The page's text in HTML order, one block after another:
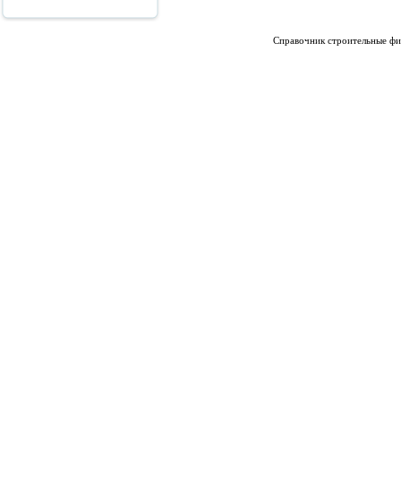
Справочник строительные